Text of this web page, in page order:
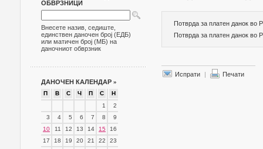
ОБВРЗНИЦИ
Внесете назив, седиште,
единствен даночен број (ЕДБ)
или матичен број (МБ) на
даночниот обврзник
ДАНОЧЕН КАЛЕНДАР »
П В С Ч П С
Н
1
2
3
4 5 6 7 8
9
10
11 12 13 14 15
16
17
18 19 20 21 22
23
Потврда за платен данок
Потврда за платен данок
Испрати | Печати